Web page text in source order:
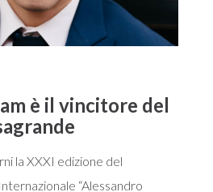
è il vincitore del
la XXXI edizione del
“Alessandro